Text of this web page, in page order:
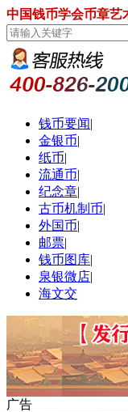
中国钱币学会币章艺
钱币要闻|
金银币|
纸币|
流通币|
纪念章|
古币机制币|
外国币|
邮票|
钱币图库|
泉银微店|
海文交
广告